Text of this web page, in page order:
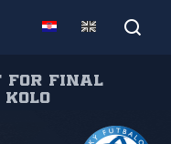
for Final
kolo